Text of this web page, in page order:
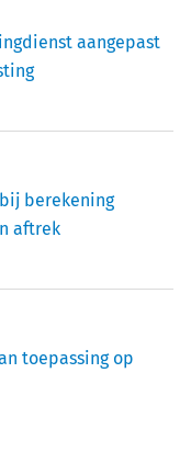
aangepast
berekening
aftrek
toepassing op